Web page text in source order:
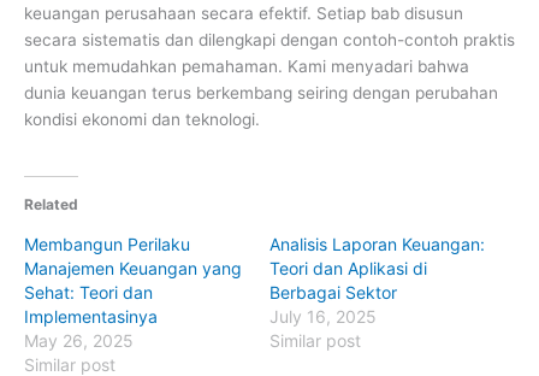
keuangan perusahaan secara efektif. Setiap bab disusun
secara sistematis dan dilengkapi dengan contoh-contoh praktis
untuk memudahkan pemahaman. Kami menyadari bahwa
dunia keuangan terus berkembang seiring dengan perubahan
kondisi ekonomi dan teknologi.
Related
Membangun Perilaku
Manajemen Keuangan yang
Sehat: Teori dan
Implementasinya
May 26, 2025
Similar post
Analisis Laporan Keuangan:
Teori dan Aplikasi di
Berbagai Sektor
July 16, 2025
Similar post